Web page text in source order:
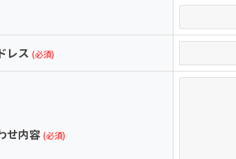
レス (必須)
せ内容 (必須)